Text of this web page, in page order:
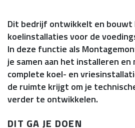
Dit bedrijf ontwikkelt en bouwt
koelinstallaties voor de
In deze functie als
je samen aan het installeren en
complete koel- en
de ruimte krijgt om je
verder te ontwikkelen.
DIT GA JE DOEN